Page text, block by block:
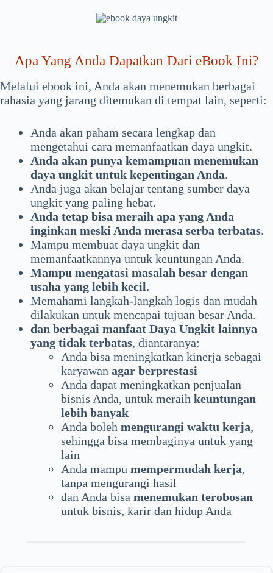
Apa Yang Anda Dapatkan Dari eBook Ini?
Melalui ebook ini, Anda akan menemukan berbagai
rahasia yang jarang ditemukan di tempat lain, seperti:
Anda akan paham secara lengkap dan
mengetahui cara memanfaatkan daya ungkit.
Anda akan punya kemampuan menemukan
daya ungkit untuk kepentingan Anda.
Anda juga akan belajar tentang sumber daya
ungkit yang paling hebat.
Anda tetap bisa meraih apa yang Anda
inginkan meski Anda merasa serba terbatas.
Mampu membuat daya ungkit dan
memanfaatkannya untuk keuntungan Anda.
Mampu mengatasi masalah besar dengan
usaha yang lebih kecil.
Memahami langkah-langkah logis dan mudah
dilakukan untuk mencapai tujuan besar Anda.
dan berbagai manfaat Daya Ungkit lainnya
yang tidak terbatas, diantaranya:
Anda bisa meningkatkan kinerja sebagai
karyawan agar berprestasi
Anda dapat meningkatkan penjualan
bisnis Anda, untuk meraih keuntungan
lebih banyak
Anda boleh mengurangi waktu kerja,
sehingga bisa membaginya untuk yang
lain
Anda mampu mempermudah kerja,
tanpa mengurangi hasil
dan Anda bisa menemukan terobosan
untuk bisnis, karir dan hidup Anda